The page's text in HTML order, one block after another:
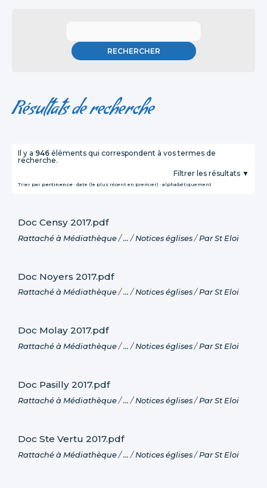
Résultats de recherche
Il y a 946 éléments qui correspondent à vos termes de
recherche.
Filtrer les résultats
Trier par pertinence · date (le plus récent en premier) · alphabétiquement
Doc Censy 2017.pdf
Rattaché à Médiathèque /… / Notices églises / Par St Eloi
Doc Noyers 2017.pdf
Rattaché à Médiathèque /…/Notices églises /Par St Eloi
Doc Molay 2017.pdf
Rattaché à Médiathèque /…/Notices églises /Par St Eloi
Doc Pasilly 2017.pdf
Rattaché à Médiathèque /… / Notices églises / Par St Eloi
Doc Ste Vertu 2017.pdf
Rattaché à Médiathèque /… / Notices églises / Par St Eloi